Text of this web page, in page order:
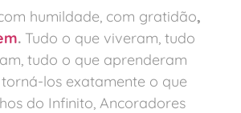
humildade, com gratidão,
. Tudo o que viveram, tudo
tudo o que aprenderam
los exatamente o que
do Infinito, Ancoradores